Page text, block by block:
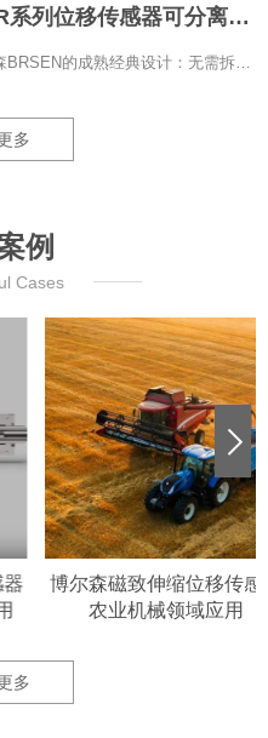
博尔森经典设计-R系列位移传感器可分离式保护管
多
例
Cases
博尔森磁致伸缩位移传感器
农业机械领域应用
多